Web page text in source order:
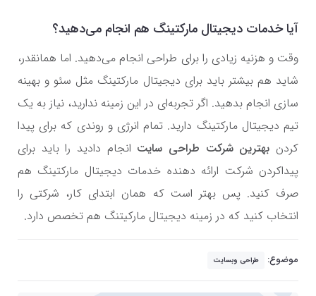
آیا خدمات دیجیتال مارکتینگ هم انجام می‌دهید؟
وقت و هزنیه زیادی را برای طراحی انجام می‌دهید. اما همانقدر،
شاید هم بیشتر باید برای دیجیتال مارکتینگ مثل سئو و بهینه
سازی انجام بدهید. اگر تجربه‌ای در این زمینه ندارید، نیاز به یک
تیم دیجیتال مارکتینگ دارید. تمام انرژی و روندی که برای پیدا
کردن بهترین شرکت طراحی سایت انجام دادید را باید برای
پیداکردن شرکت ارائه دهنده خدمات دیجیتال مارکتینگ هم
صرف کنید. پس بهتر است که همان ابتدای کار، شرکتی را
انتخاب کنید که در زمینه دیجیتال مارکیتنگ هم تخصص دارد.
موضوع: طراحی وبسایت